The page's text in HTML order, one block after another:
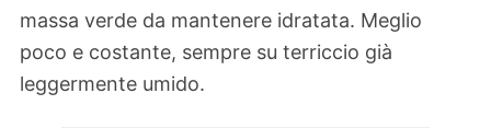
massa verde da mantenere idratata. Meglio
poco e costante, sempre su terriccio già
leggermente umido.